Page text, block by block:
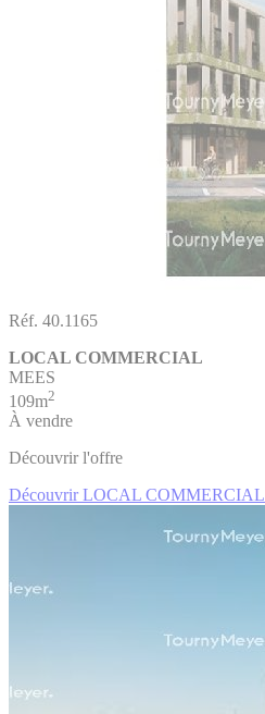
Réf. 40.1165
LOCAL COMMERCIAL
MEES
109m2
À vendre
Découvrir l'offre
Découvrir LOCAL COMMERCIAL